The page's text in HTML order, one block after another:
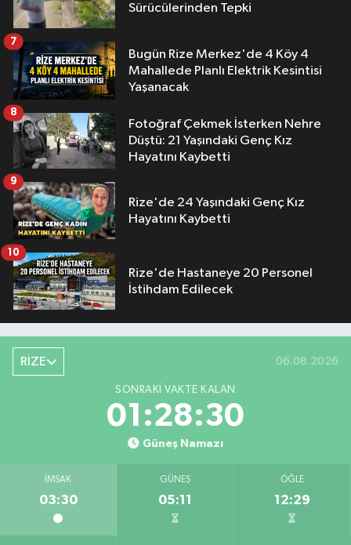
Sürücülerinden Tepki
Bugün Rize Merkez'de 4 Köy 4
Mahallede Planlı Elektrik Kesintisi
Yaşanacak
7
Fotoğraf Çekmek İsterken Nehre
Düştü: 21 Yaşındaki Genç Kız
Hayatını Kaybetti
8
Rize'de 24 Yaşındaki Genç Kız
Hayatını Kaybetti
9
Rize'de Hastaneye 20 Personel
İstihdam Edilecek
10
RİZE 06.08.2026
SONRAKI VAKTE KALAN
01:28:29
Güneş Namazı
İMSAK
03:30
GÜNEŞ
05:11
ÖĞLE
12:29